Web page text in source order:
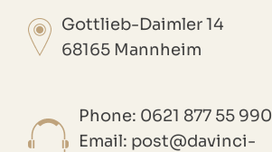
Gottlieb-Daimler 14
68165 Mannheim
Phone: 0621 877 55 990
Email: post@davinci-